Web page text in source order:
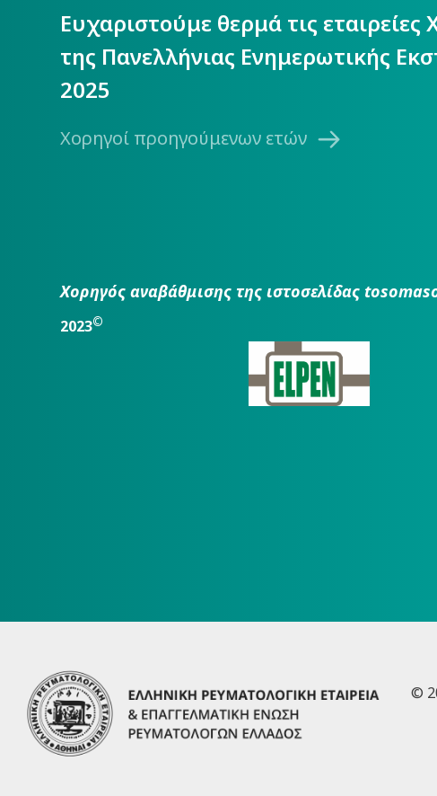
Ευχαριστούμε θερμά τις εταιρείες
της Πανελλήνιας Ενημερωτικής
2025
Χορηγοί προηγούμενων ετών
Χορηγός αναβάθμισης της ιστοσελίδας
2023©
©